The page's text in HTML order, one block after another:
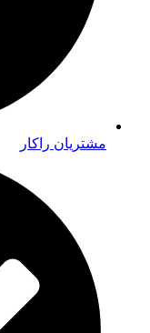
مشتریان راکار